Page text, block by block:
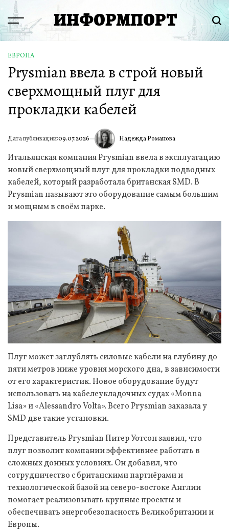
Перейти
содержимому
Menu ИНФОРМПОРТ
ОПУБЛИКОВАНО
В
ЕВРОПА
Prysmian ввела в строй новый
сверхмощный плуг для
прокладки кабелей
Дата публикации:09.07.2026 ИА Надежда Романова
Итальянская компания Prysmian ввела в эксплуатацию
новый сверхмощный плуг для прокладки подводных
кабелей, который разработала британская SMD. В
Prysmian называют это оборудование самым большим
и мощным в своём парке.
Плуг может заглублять силовые кабели на глубину до
пяти метров ниже уровня морского дна, в зависимости
от его характеристик. Новое оборудование будут
использовать на кабелеукладочных судах «Monna
Lisa» и «Alessandro Volta». Всего Prysmian заказала у
SMD две такие установки.
Представитель Prysmian Питер Уотсон заявил, что
плуг позволит компании эффективнее работать в
сложных донных условиях. Он добавил, что
сотрудничество с британскими партнёрами и
технологической базой на северо-востоке Англии
помогает реализовывать крупные проекты и
обеспечивать энергобезопасность Великобритании и
Европы.